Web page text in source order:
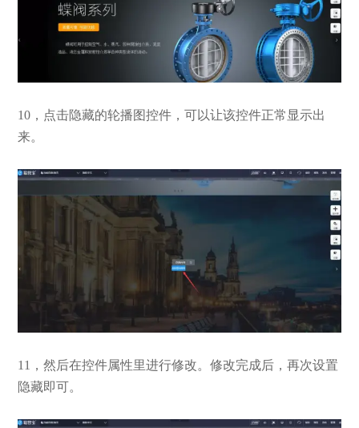
10，点击隐藏的轮播图控件，可以让该控件正常显示出
来。
11，然后在控件属性里进行修改。修改完成后，再次设置
隐藏即可。